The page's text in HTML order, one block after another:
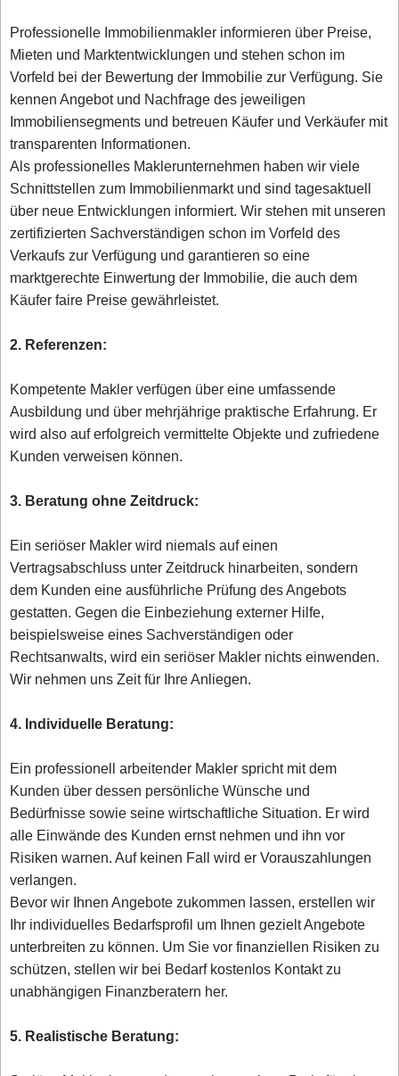
Professionelle Immobilienmakler informieren über Preise,
Mieten und Marktentwicklungen und stehen schon im
Vorfeld bei der Bewertung der Immobilie zur Verfügung. Sie
kennen Angebot und Nachfrage des jeweiligen
Immobiliensegments und betreuen Käufer und Verkäufer mit
transparenten Informationen.
Als professionelles Maklerunternehmen haben wir viele
Schnittstellen zum Immobilienmarkt und sind tagesaktuell
über neue Entwicklungen informiert. Wir stehen mit unseren
zertifizierten Sachverständigen schon im Vorfeld des
Verkaufs zur Verfügung und garantieren so eine
marktgerechte Einwertung der Immobilie, die auch dem
Käufer faire Preise gewährleistet.
2. Referenzen:
Kompetente Makler verfügen über eine umfassende
Ausbildung und über mehrjährige praktische Erfahrung. Er
wird also auf erfolgreich vermittelte Objekte und zufriedene
Kunden verweisen können.
3. Beratung ohne Zeitdruck:
Ein seriöser Makler wird niemals auf einen
Vertragsabschluss unter Zeitdruck hinarbeiten, sondern
dem Kunden eine ausführliche Prüfung des Angebots
gestatten. Gegen die Einbeziehung externer Hilfe,
beispielsweise eines Sachverständigen oder
Rechtsanwalts, wird ein seriöser Makler nichts einwenden.
Wir nehmen uns Zeit für Ihre Anliegen.
4. Individuelle Beratung:
Ein professionell arbeitender Makler spricht mit dem
Kunden über dessen persönliche Wünsche und
Bedürfnisse sowie seine wirtschaftliche Situation. Er wird
alle Einwände des Kunden ernst nehmen und ihn vor
Risiken warnen. Auf keinen Fall wird er Vorauszahlungen
verlangen.
Bevor wir Ihnen Angebote zukommen lassen, erstellen wir
Ihr individuelles Bedarfsprofil um Ihnen gezielt Angebote
unterbreiten zu können. Um Sie vor finanziellen Risiken zu
schützen, stellen wir bei Bedarf kostenlos Kontakt zu
unabhängigen Finanzberatern her.
5. Realistische Beratung: